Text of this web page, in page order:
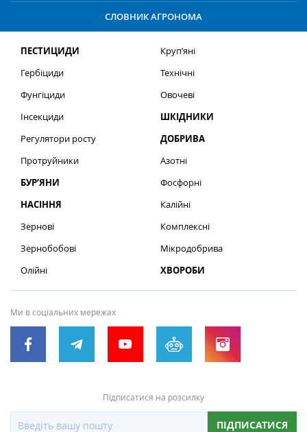
СЛОВНИК АГРОНОМА
ПЕСТИЦИДИ
Гербіциди
Фунгіциди
Інсекциди
Регулятори росту
Протруйники
БУР’ЯНИ
НАСІННЯ
Зернові
Зернобобові
Олійні
Круп’яні
Технічні
Овочеві
ШКІДНИКИ
ДОБРИВА
Азотні
Фосфорні
Калійні
Комплексні
Мікродобрива
ХВОРОБИ
Ми в соціальних мережах
Підписатися на розсилку
ПІДПИСАТИСЯ